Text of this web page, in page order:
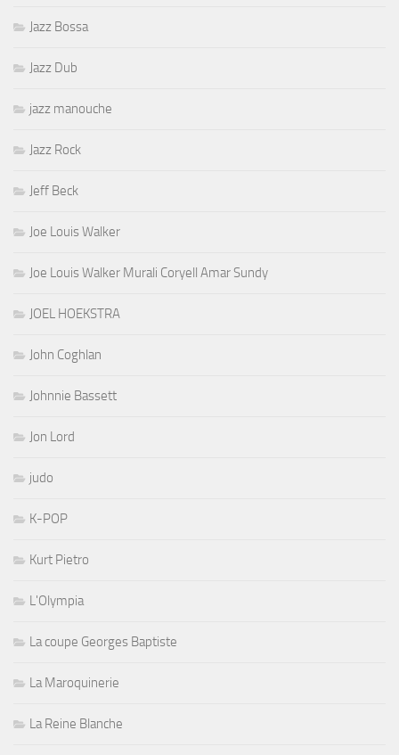
Jazz Bossa
Jazz Dub
jazz manouche
Jazz Rock
Jeff Beck
Joe Louis Walker
Joe Louis Walker Murali Coryell Amar Sundy
JOEL HOEKSTRA
John Coghlan
Johnnie Bassett
Jon Lord
judo
K-POP
Kurt Pietro
L'Olympia
La coupe Georges Baptiste
La Maroquinerie
La Reine Blanche